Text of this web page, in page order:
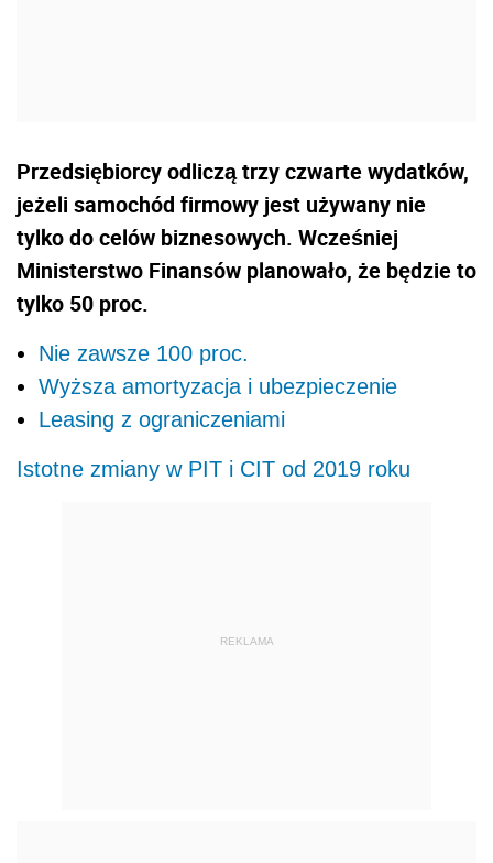
Przedsiębiorcy odliczą trzy czwarte wydatków,
jeżeli samochód firmowy jest używany nie
tylko do celów biznesowych. Wcześniej
Ministerstwo Finansów planowało, że będzie to
tylko 50 proc.
Nie zawsze 100 proc.
Wyższa amortyzacja i ubezpieczenie
Leasing z ograniczeniami
Istotne zmiany w PIT i CIT od 2019 roku
REKLAMA